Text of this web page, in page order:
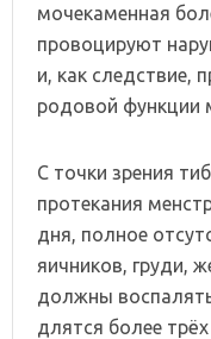
мочекаменная
провоцируют
и, как следствие,
родовой функции
С точки зрения
протекания
дня, полное
яичников, груди,
должны
длятся более